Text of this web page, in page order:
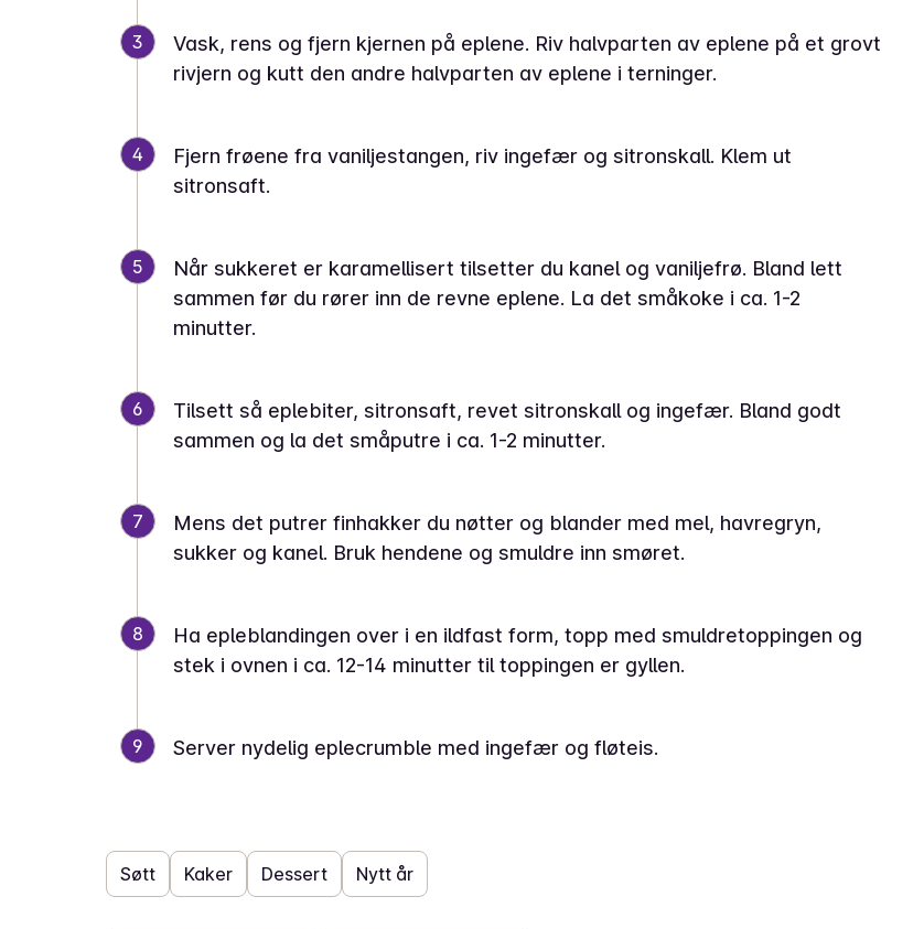
3
Vask, rens og fjern kjernen på eplene. Riv halvparten av eplene på et grovt
rivjern og kutt den andre halvparten av eplene i terninger.
4
Fjern frøene fra vaniljestangen, riv ingefær og sitronskall. Klem ut
sitronsaft.
5
Når sukkeret er karamellisert tilsetter du kanel og vaniljefrø. Bland lett
sammen før du rører inn de revne eplene. La det småkoke i ca. 1-2
minutter.
6
Tilsett så eplebiter, sitronsaft, revet sitronskall og ingefær. Bland godt
sammen og la det småputre i ca. 1-2 minutter.
7
Mens det putrer finhakker du nøtter og blander med mel, havregryn,
sukker og kanel. Bruk hendene og smuldre inn smøret.
8
Ha epleblandingen over i en ildfast form, topp med smuldretoppingen og
stek i ovnen i ca. 12-14 minutter til toppingen er gyllen.
9 Server nydelig eplecrumble med ingefær og fløteis.
Søtt Kaker Dessert Nytt år